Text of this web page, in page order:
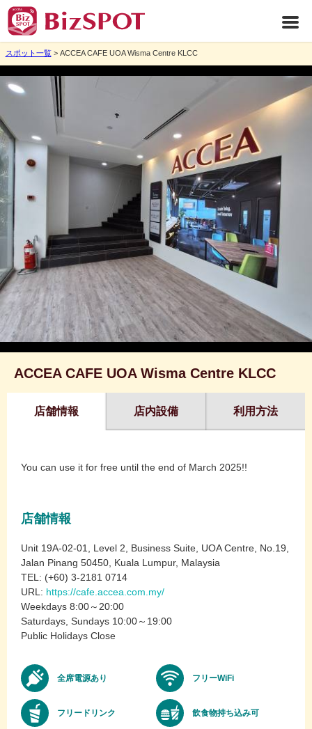
スポット一覧> ACCEA CAFE UOA Wisma Centre KLCC
ACCEA CAFE UOA Wisma Centre KLCC
店舗情報 店内設備 利用方法
You can use it for free until the end of March 2025!!
店舗情報
Unit 19A-02-01, Level 2, Business Suite, UOA Centre, No.19,
Jalan Pinang 50450, Kuala Lumpur, Malaysia
TEL: (+60) 3-2181 0714
URL: https://cafe.accea.com.my/
Weekdays 8:00～20:00
Saturdays, Sundays 10:00～19:00
Public Holidays Close
全席電源あり フリーWiFi
フリードリンク 飲食物持ち込み可